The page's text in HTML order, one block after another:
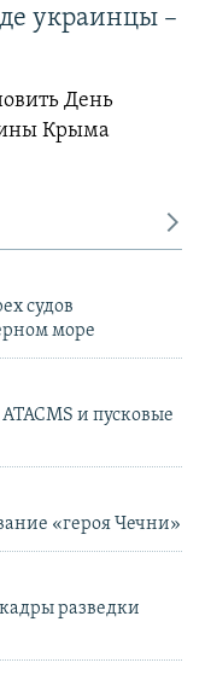
украинцы –
День
Крыма
судов
море
и пусковые
«героя Чечни»
разведки